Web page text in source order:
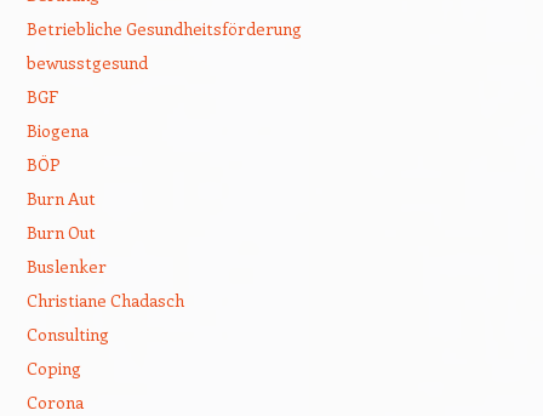
Betriebliche Gesundheitsförderung
bewusstgesund
BGF
Biogena
BÖP
Burn Aut
Burn Out
Buslenker
Christiane Chadasch
Consulting
Coping
Corona